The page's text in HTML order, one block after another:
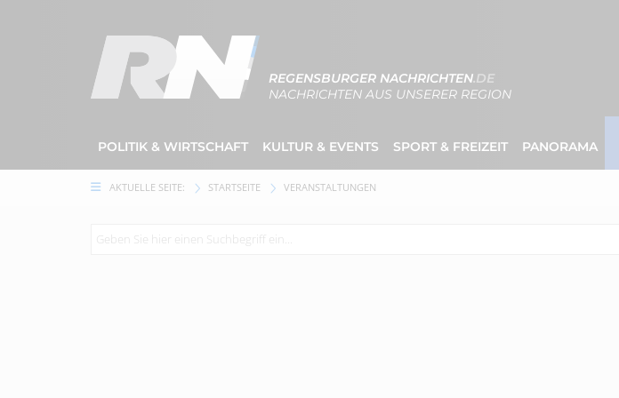
REGENSBURGER NACHRICHTEN.DE
NACHRICHTEN AUS UNSERER REGION
POLITIK & WIRTSCHAFT KULTUR & EVENTS SPORT & FREIZEIT PANORAMA
AKTUELLE SEITE: STARTSEITE VERANSTALTUNGEN